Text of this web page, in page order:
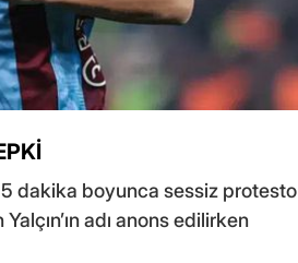
dakika boyunca sessiz protesto
adı anons edilirken